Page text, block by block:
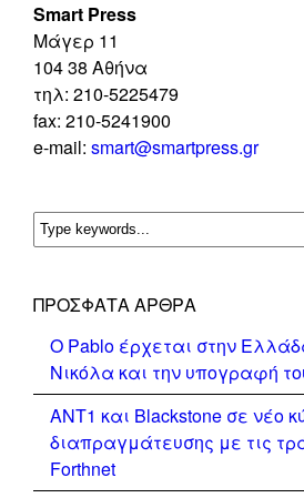
Smart Press
Mάγερ 11
104 38 Αθήνα
τηλ: 210-5225479
fax: 210-5241900
e-mail: smart@smartpress.gr
ΠΡΌΣΦΑΤΑ ΆΡΘΡΑ
Ο Pablo έρχεται στην
Νικόλα και την υπογραφή
ΑΝΤ1 και Blackstone σε νέο
διαπραγμάτευσης με τις
Forthnet